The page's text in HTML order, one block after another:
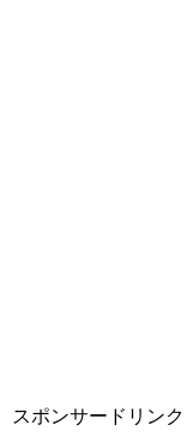
スポンサードリンク